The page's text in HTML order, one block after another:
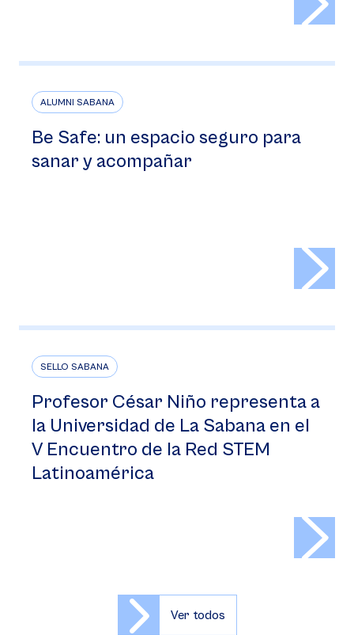
ALUMNI SABANA
Be Safe: un espacio seguro para
sanar y acompañar
SELLO SABANA
Profesor César Niño representa a
la Universidad de La Sabana en el
V Encuentro de la Red STEM
Latinoamérica
Ver todos